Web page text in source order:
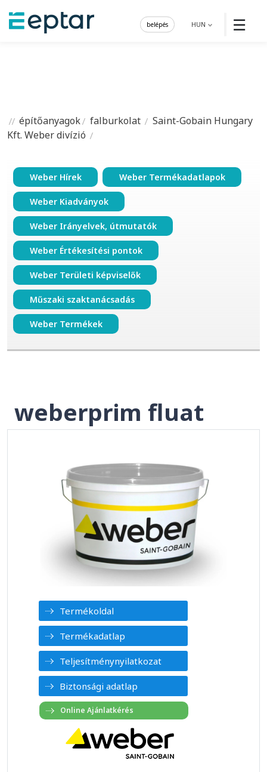
☰
HUN
belépés
építőanyagok falburkolat
Saint-Gobain Hungary
Kft. Weber divízió
Weber Hírek Weber Termékadatlapok
Weber Kiadványok
Weber Irányelvek, útmutatók
Weber Értékesítési pontok
Weber Területi képviselők
Műszaki szaktanácsadás
Weber Termékek
weberprim fluat
Termékoldal
Termékadatlap
Teljesítménynyilatkozat
Biztonsági adatlap